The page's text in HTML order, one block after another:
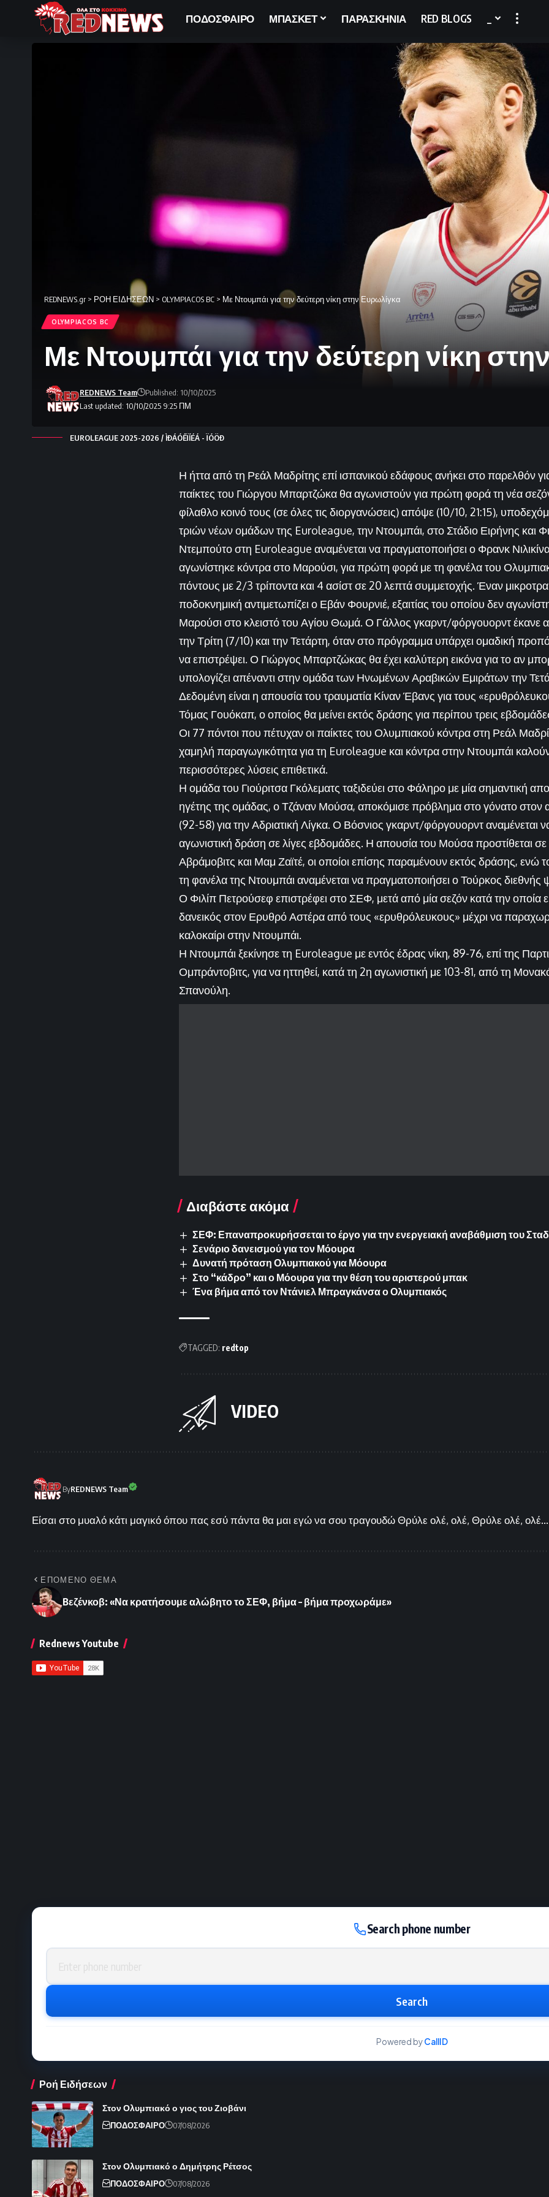
ΠΟΔΟΣΦΑΙΡΟ ΜΠΑΣΚΕΤ ΠΑΡΑΣΚΗΝΙΑ RED BLOGS
REDNEWS.gr > ΡΟΗ ΕΙΔΗΣΕΩΝ > OLYMPIACOS BC > Με Ντουμπάι για την δεύτερη νίκη στην Ευρωλίγκα
OLYMPIACOS BC
Με Ντουμπάι για την δεύτερη νίκη
Last updated: 10/10/2025 9:25 ΠΜ
REDNEWS Team Published: 10/10/2025
EUROLEAGUE 2025-2026 / ÌÐÁÓÊÏÍÉÁ - ÏÓÖÐ
Η ήττα από τη Ρεάλ Μαδρίτης επί ισπανικού εδάφους ανήκει στο παρελθόν
παίκτες του Γιώργου Μπαρτζώκα θα αγωνιστούν για πρώτη φορά τη νέα
φίλαθλο κοινό τους (σε όλες τις διοργανώσεις) απόψε (10/10, 21:15),
τριών νέων ομάδων της Euroleague, την Ντουμπάι, στο Στάδιο Ειρήνης και
Ντεμπούτο στη Euroleague αναμένεται να πραγματοποιήσει ο Φρανκ
αγωνίστηκε κόντρα στο Μαρούσι, για πρώτη φορά με τη φανέλα του
πόντους με 2/3 τρίποντα και 4 ασίστ σε 20 λεπτά συμμετοχής. Έναν
ποδοκνημική αντιμετωπίζει ο Εβάν Φουρνιέ, εξαιτίας του οποίου δεν
Μαρούσι στο κλειστό του Αγίου Θωμά. Ο Γάλλος γκαρντ/φόργουορντ έκανε
την Τρίτη (7/10) και την Τετάρτη, όταν στο πρόγραμμα υπάρχει ομαδική
να επιστρέψει. Ο Γιώργος Μπαρτζώκας θα έχει καλύτερη εικόνα για το αν
υπολογίζει απέναντι στην ομάδα των Ηνωμένων Αραβικών Εμιράτων την
Δεδομένη είναι η απουσία του τραυματία Κίναν Έβανς για τους
Τόμας Γουόκαπ, ο οποίος θα μείνει εκτός δράσης για περίπου τρεις
Οι 77 πόντοι που πέτυχαν οι παίκτες του Ολυμπιακού κόντρα στη Ρεάλ
χαμηλή παραγωγικότητα για τη Euroleague και κόντρα στην Ντουμπάι
περισσότερες λύσεις επιθετικά.
Η ομάδα του Γιούριτσα Γκόλεματς ταξιδεύει στο Φάληρο με μία σημαντική
ηγέτης της ομάδας, ο Τζάναν Μούσα, αποκόμισε πρόβλημα στο γόνατο στον
(92-58) για την Αδριατική Λίγκα. Ο Βόσνιος γκαρντ/φόργουορντ αναμένεται
αγωνιστική δράση σε λίγες εβδομάδες. Η απουσία του Μούσα προστίθεται
Αβράμοβιτς και Μαμ Ζαϊτέ, οι οποίοι επίσης παραμένουν εκτός δράσης, ενώ
τη φανέλα της Ντουμπάι αναμένεται να πραγματοποιήσει ο Τούρκος διεθνής
Ο Φιλίπ Πετρούσεφ επιστρέφει στο ΣΕΦ, μετά από μία σεζόν κατά την οποία
δανεικός στον Ερυθρό Αστέρα από τους «ερυθρόλευκους» μέχρι να
καλοκαίρι στην Ντουμπάι.
Η Ντουμπάι ξεκίνησε τη Euroleague με εντός έδρας νίκη, 89-76, επί της
Ομπράντοβιτς, για να ηττηθεί, κατά τη 2η αγωνιστική με 103-81, από τη
Σπανούλη.
Διαβάστε ακόμα
ΣΕΦ: Επαναπροκυρήσσεται το έργο για την ενεργειακή αναβάθμιση του
Σενάριο δανεισμού για τον Μόουρα
Δυνατή πρόταση Ολυμπιακού για Μόουρα
Στο “κάδρο” και ο Μόουρα για την θέση του αριστερού μπακ
Ένα βήμα από τον Ντάνιελ Μπραγκάνσα ο Ολυμπιακός
TAGGED: redtop
VIDEO
ByREDNEWS Team
Είσαι στο μυαλό κάτι μαγικό όπου πας εσύ πάντα θα μαι εγώ να σου τραγουδώ Θρύλε ολέ, ολέ, Θρύλε ολέ, ολέ...
ΕΠΟΜΕΝΟ ΘΕΜΑ
Bεζένκοβ: «Να κρατήσουμε αλώβητο το ΣΕΦ, βήμα – βήμα προχωράμε»
Rednews Youtube
Search phone number
Phone number
Search
Powered byCallID
Ροή Ειδήσεων
Στον Ολυμπιακό ο γιος του Ζιοβάνι
ΠΟΔΟΣΦΑΙΡΟ 07/08/2026
Στον Ολυμπιακό ο Δημήτρης Ρέτσος
ΠΟΔΟΣΦΑΙΡΟ 07/08/2026